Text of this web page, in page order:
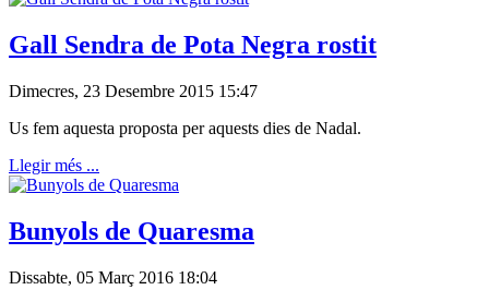
Gall Sendra de Pota Negra rostit
Dimecres, 23 Desembre 2015 15:47
Us fem aquesta proposta per aquests dies de Nadal.
Llegir més ...
Bunyols de Quaresma
Dissabte, 05 Març 2016 18:04